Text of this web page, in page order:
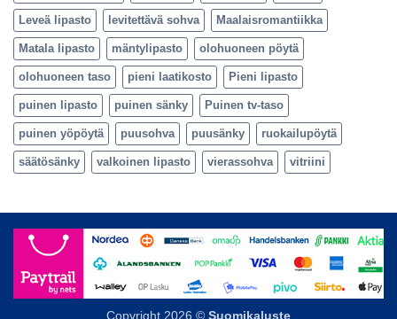
Leveä lipasto levitettävä sohva Maalaisromantiikka
Matala lipasto mäntylipasto olohuoneen pöytä
olohuoneen taso pieni laatikosto Pieni lipasto
puinen lipasto puinen sänky Puinen tv-taso
puinen yöpöytä puusohva puusänky ruokailupöytä
säätösänky valkoinen lipasto vierassohva vitriini
Copyright 2026 © Suomikaluste